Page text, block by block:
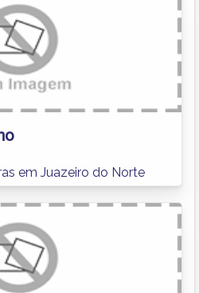
em Juazeiro do Norte